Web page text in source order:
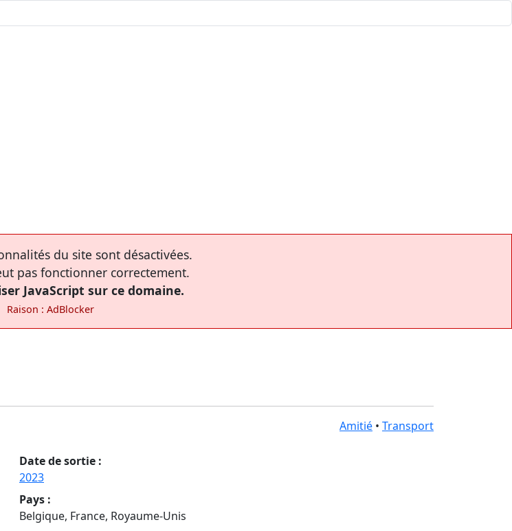
du site sont désactivées.
pas fonctionner correctement.
JavaScript sur ce domaine.
Raison : AdBlocker
Amitié • Transport
Date de sortie :
2023
Pays :
Belgique, France, Royaume-Unis